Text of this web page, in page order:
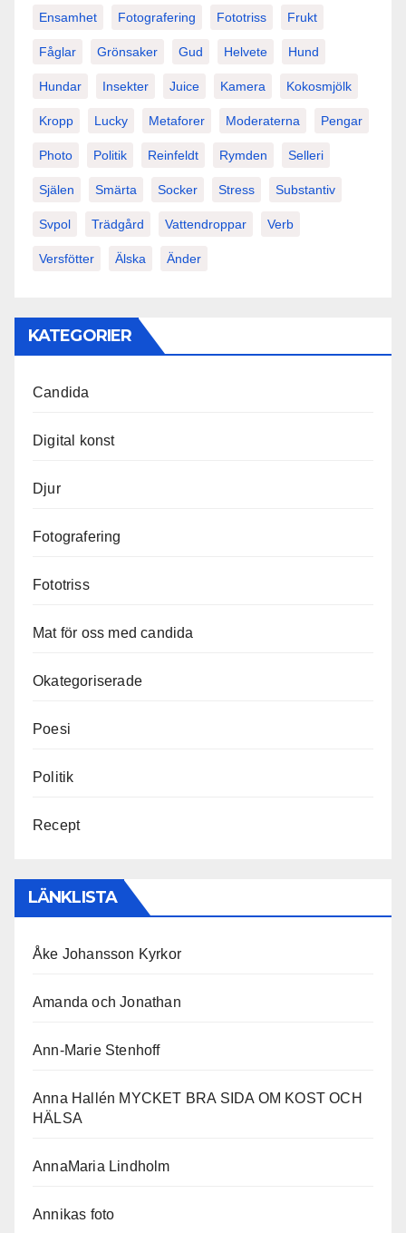
Ensamhet Fotografering Fototriss Frukt
Fåglar Grönsaker Gud Helvete Hund
Hundar Insekter Juice Kamera Kokosmjölk
Kropp Lucky Metaforer Moderaterna Pengar
Photo Politik Reinfeldt Rymden Selleri
Själen Smärta Socker Stress Substantiv
Svpol Trädgård Vattendroppar Verb
Versfötter Älska Änder
KATEGORIER
Candida
Digital konst
Djur
Fotografering
Fototriss
Mat för oss med candida
Okategoriserade
Poesi
Politik
Recept
LÄNKLISTA
Åke Johansson Kyrkor
Amanda och Jonathan
Ann-Marie Stenhoff
Anna Hallén MYCKET BRA SIDA OM KOST OCH
HÄLSA
AnnaMaria Lindholm
Annikas foto